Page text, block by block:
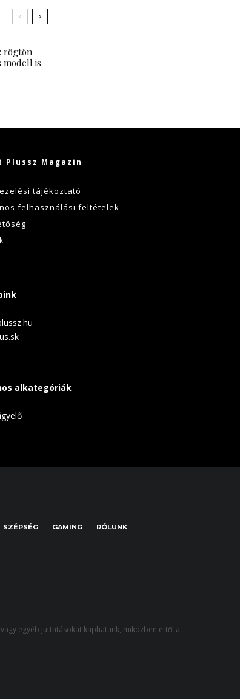
rögtön
is
Plussz Magazin
tájékoztató
felhasználási feltételek
alkategóriák
SZÉPSÉG GAMING RÓLUNK
egyéb juttatásokat kaphatunk, miközben ettől a